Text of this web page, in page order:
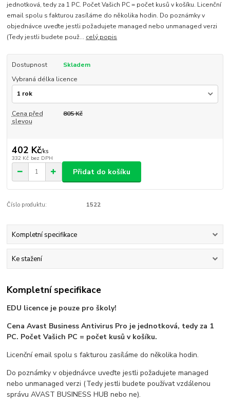
jednotková, tedy za 1 PC. Počet Vašich PC = počet kusů v košíku. Licenční
email spolu s fakturou zasíláme do několika hodin. Do poznámky v
objednávce uveďte jestli požadujete managed nebo unmanaged verzi
(Tedy jestli budete použ... celý popis
Dostupnost
Skladem
Vybraná délka licence
Cena před
slevou
805 Kč
402 Kč/ks
332 Kč bez DPH
Přidat do košíku
Číslo produktu: 1522
Kompletní specifikace
Ke stažení
Kompletní specifikace
EDU licence je pouze pro školy!
Cena Avast Business Antivirus Pro je jednotková, tedy za 1
PC. Počet Vašich PC = počet kusů v košíku.
Licenční email spolu s fakturou zasíláme do několika hodin.
Do poznámky v objednávce uveďte jestli požadujete managed
nebo unmanaged verzi (Tedy jestli budete používat vzdálenou
správu AVAST BUSINESS HUB nebo ne).